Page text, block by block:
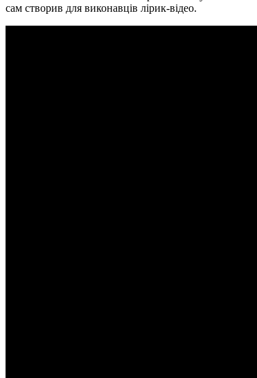
сам створив для виконавців лірик-відео.